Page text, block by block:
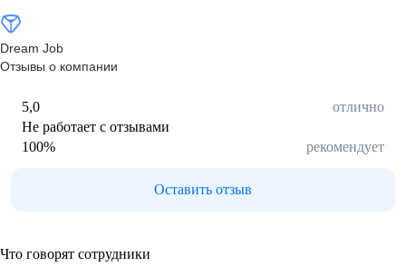
Dream Job
Отзывы о компании
5,0
отлично
Не работает с отзывами
100% рекомендует
Оставить отзыв
Что говорят сотрудники